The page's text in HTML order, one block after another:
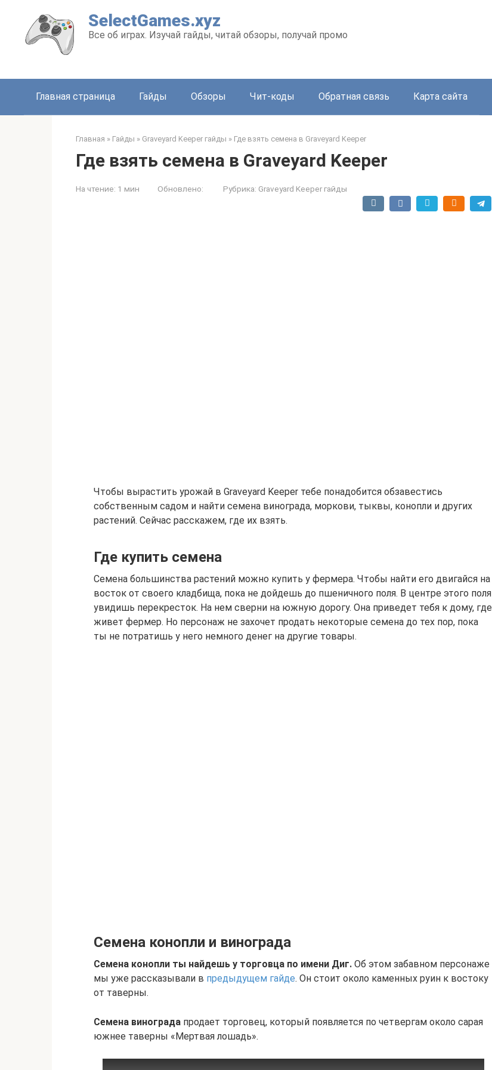
контенту
SelectGames.xyz
Все об играх. Изучай гайды, читай обзоры, получай промо
Главная страница Гайды Обзоры Чит-коды Обратная связь Карта сайта
Главная » Гайды » Graveyard Keeper гайды » Где взять семена в Graveyard Keeper
Где взять семена в Graveyard Keeper
На чтение: 1 мин Обновлено: Рубрика: Graveyard Keeper гайды
Чтобы вырастить урожай в Graveyard Keeper тебе понадобится обзавестись
собственным садом и найти семена винограда, моркови, тыквы, конопли и других
растений. Сейчас расскажем, где их взять.
Где купить семена
Семена большинства растений можно купить у фермера. Чтобы найти его двигайся на
восток от своего кладбища, пока не дойдешь до пшеничного поля. В центре этого поля
увидишь перекресток. На нем сверни на южную дорогу. Она приведет тебя к дому, где
живет фермер. Но персонаж не захочет продать некоторые семена до тех пор, пока
ты не потратишь у него немного денег на другие товары.
Семена конопли и винограда
Семена конопли ты найдешь у торговца по имени Диг. Об этом забавном персонаже
мы уже рассказывали в предыдущем гайде. Он стоит около каменных руин к востоку
от таверны.
Семена винограда продает торговец, который появляется по четвергам около сарая
южнее таверны «Мертвая лошадь».